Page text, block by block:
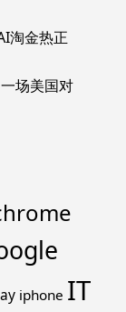
淘金热正
场美国对
iphone IT